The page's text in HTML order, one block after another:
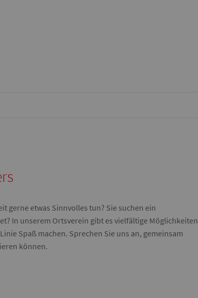
gerne etwas Sinnvolles tun? Sie suchen ein
In unserem Ortsverein gibt es vielfältige Möglichkeiten
Spaß machen. Sprechen Sie uns an, gemeinsam
können.